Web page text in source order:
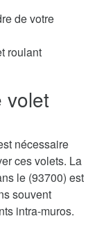
de votre
roulant
volet
nécessaire
ces volets. La
le (93700) est
souvent
intra-muros.